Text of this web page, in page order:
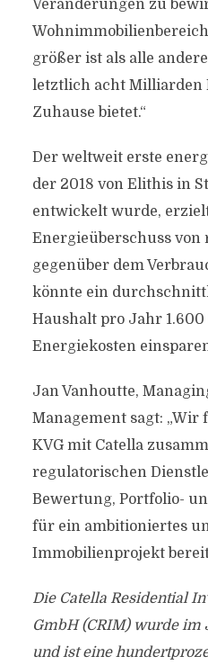
Veränderungen zu
größer ist als alle
letztlich acht Milliarden
Zuhause bietet.“
Der weltweit erste
der 2018 von Elithis in
entwickelt wurde,
Energieüberschuss von
gegenüber dem
könnte ein
Haushalt pro Jahr 1.600
Energiekosten
Jan Vanhoutte,
Management sagt: „Wir
KVG mit Catella
regulatorischen
Bewertung, Portfolio-
für ein ambitioniertes
Immobilienprojekt
Die Catella Residential
GmbH (CRIM) wurde im
und ist eine